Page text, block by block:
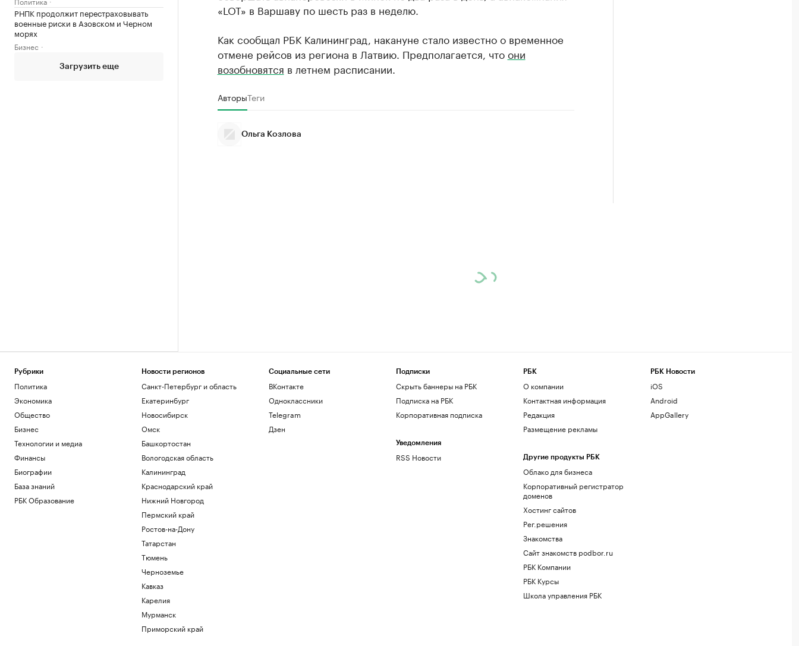
РНПК продолжит перестраховывать
военные риски в Азовском и Черном
морях
Бизнес
Загрузить еще
«LOT» в Варшаву по шесть раз в неделю.
Как сообщал РБК Калининград, накануне стало известно о временное
отмене рейсов из региона в Латвию. Предполагается, чтоони
возобновятся в летнем расписании.
АвторыТеги
Ольга Козлова
Рубрики
Политика
Экономика
Общество
Бизнес
Технологии и медиа
Финансы
Биографии
База знаний
РБК Образование
Новости регионов
Санкт-Петербург и область
Екатеринбург
Новосибирск
Омск
Башкортостан
Вологодская область
Калининград
Краснодарский край
Нижний Новгород
Пермский край
Ростов-на-Дону
Татарстан
Тюмень
Черноземье
Кавказ
Карелия
Мурманск
Приморский край
Социальные сети
ВКонтакте
Одноклассники
Telegram
Дзен
Подписки
Скрыть баннеры на РБК
Подписка на РБК
Корпоративная подписка
Уведомления
RSS Новости
РБК
О компании
Контактная информация
Редакция
Размещение рекламы
Другие продукты РБК
Облако для бизнеса
Корпоративный регистратор
доменов
Хостинг сайтов
Рег.решения
Знакомства
Сайт знакомств podbor.ru
РБК Компании
РБК Курсы
Школа управления РБК
РБК Новости
iOS
Android
AppGallery